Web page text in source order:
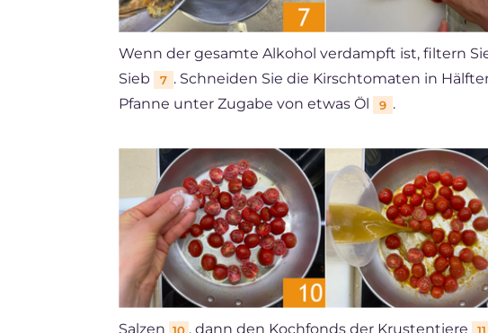
Wenn der gesamte Alkohol verdampft ist, filtern
Sieb
7 . Schneiden Sie die Kirschtomaten in
Pfanne unter Zugabe von etwas Öl
9 .
Salzen 10 , dann den Kochfonds der Krustentiere 11